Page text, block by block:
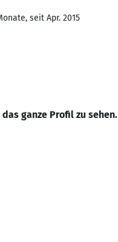
seit Apr. 2015
ganze Profil zu sehen.